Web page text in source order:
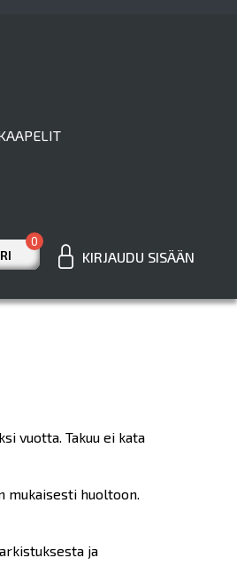
0
KIRJAUDU SISÄÄN
vuotta. Takuu ei kata
mukaisesti huoltoon.
ja